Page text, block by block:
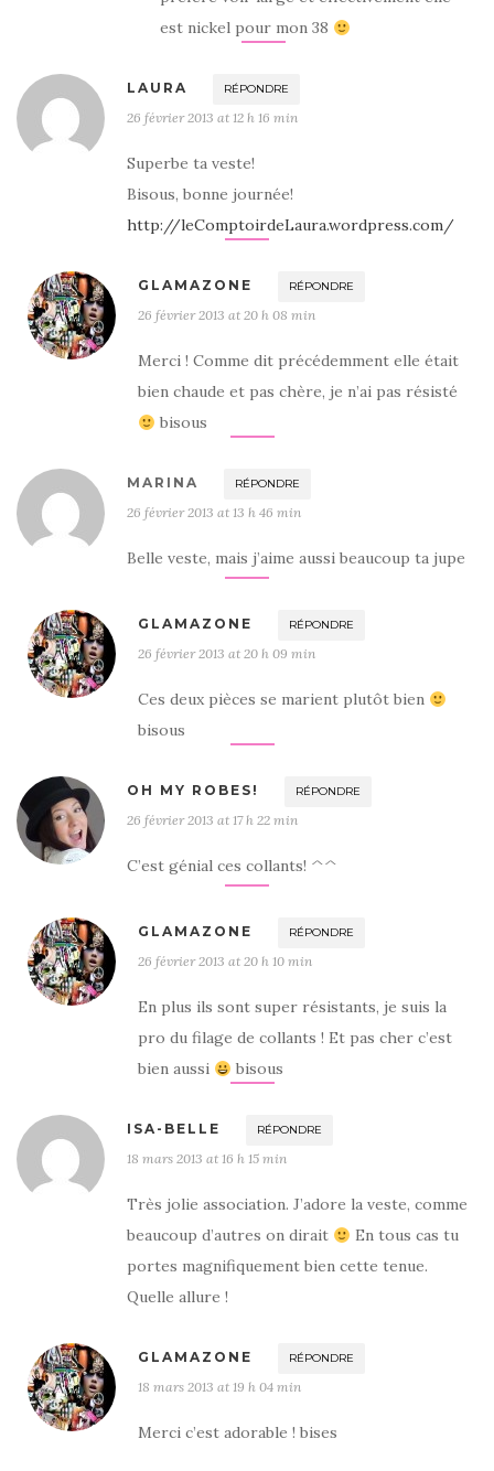
est nickel pour mon 38
LAURA RÉPONDRE
26 février 2013 at 12 h 16 min
Superbe ta veste!
Bisous, bonne journée!
http://leComptoirdeLaura.wordpress.com/
GLAMAZONE RÉPONDRE
26 février 2013 at 20 h 08 min
Merci ! Comme dit précédemment elle était
bien chaude et pas chère, je n’ai pas résisté
bisous
MARINA RÉPONDRE
26 février 2013 at 13 h 46 min
Belle veste, mais j’aime aussi beaucoup ta jupe
GLAMAZONE RÉPONDRE
26 février 2013 at 20 h 09 min
Ces deux pièces se marient plutôt bien
bisous
OH MY ROBES! RÉPONDRE
26 février 2013 at 17 h 22 min
C’est génial ces collants! ^^
GLAMAZONE RÉPONDRE
26 février 2013 at 20 h 10 min
En plus ils sont super résistants, je suis la
pro du filage de collants ! Et pas cher c’est
bien aussi
bisous
ISA-BELLE RÉPONDRE
18 mars 2013 at 16 h 15 min
Très jolie association. J’adore la veste, comme
beaucoup d’autres on dirait
En tous cas tu
portes magnifiquement bien cette tenue.
Quelle allure !
GLAMAZONE RÉPONDRE
18 mars 2013 at 19 h 04 min
Merci c’est adorable ! bises